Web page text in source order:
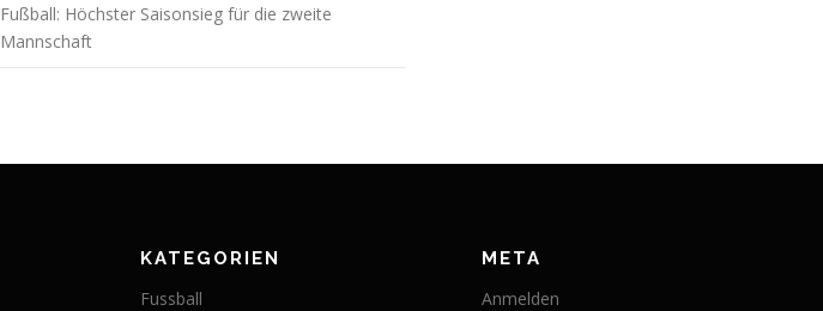
Fußball: Höchster Saisonsieg für die zweite
Mannschaft
KATEGORIEN
Fussball
META
Anmelden